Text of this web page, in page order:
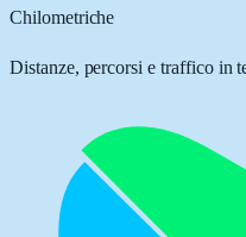
Chilometriche
Distanze, percorsi e traffico in